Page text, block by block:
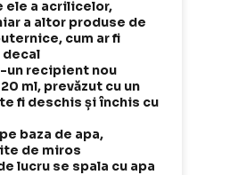
ele a acrilicelor,
a altor produse de
cum ar fi
recipient nou
ml, prevăzut cu un
fi deschis și închis cu
baza de apa,
de miros
lucru se spala cu apa